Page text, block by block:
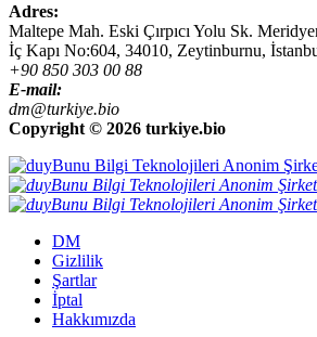
Adres:
Maltepe Mah. Eski Çırpıcı Yolu Sk.
İç Kapı No:604, 34010, Zeytinburnu,
+90 850 303 00 88
E-mail:
dm@turkiye.bio
Copyright © 2026 turkiye.bio
DM
Gizlilik
Şartlar
İptal
Hakkımızda